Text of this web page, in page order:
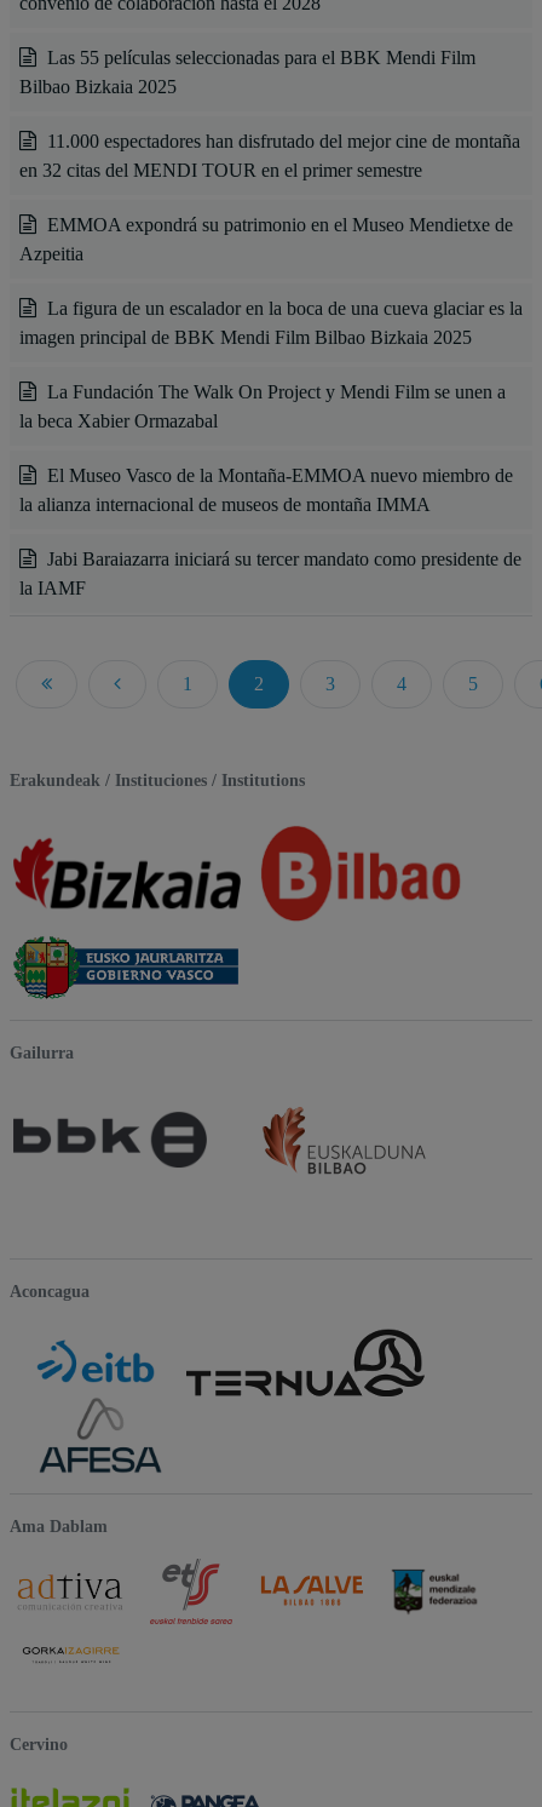
Las 55 películas seleccionadas para el BBK Mendi Film
Bilbao Bizkaia 2025
11.000 espectadores han disfrutado del mejor cine de montaña
en 32 citas del MENDI TOUR en el primer semestre
EMMOA expondrá su patrimonio en el Museo Mendietxe de
Azpeitia
La figura de un escalador en la boca de una cueva glaciar es la
imagen principal de BBK Mendi Film Bilbao Bizkaia 2025
La Fundación The Walk On Project y Mendi Film se unen a
la beca Xabier Ormazabal
El Museo Vasco de la Montaña-EMMOA nuevo miembro de
la alianza internacional de museos de montaña IMMA
Jabi Baraiazarra iniciará su tercer mandato como presidente de
la IAMF
1 2 3 4 5
Erakundeak / Instituciones / Institutions
Gailurra
Aconcagua
Ama Dablam
Cervino